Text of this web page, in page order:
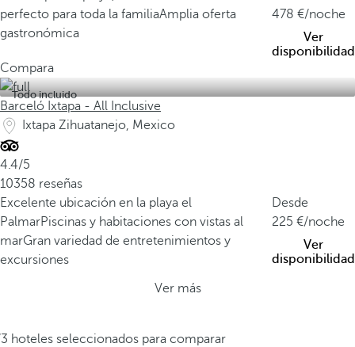
perfecto para toda la familiaAmplia oferta
gastronómica
478
/noche
Ver
disponibilidad
Compara
Todo incluido
Barceló Ixtapa - All Inclusive
Ixtapa Zihuatanejo, Mexico
4.4/5
10358 reseñas
Excelente ubicación en la playa el
PalmarPiscinas y habitaciones con vistas al
marGran variedad de entretenimientos y
excursiones
Desde
225
/noche
Ver
disponibilidad
Ver más
hoteles seleccionados para comparar